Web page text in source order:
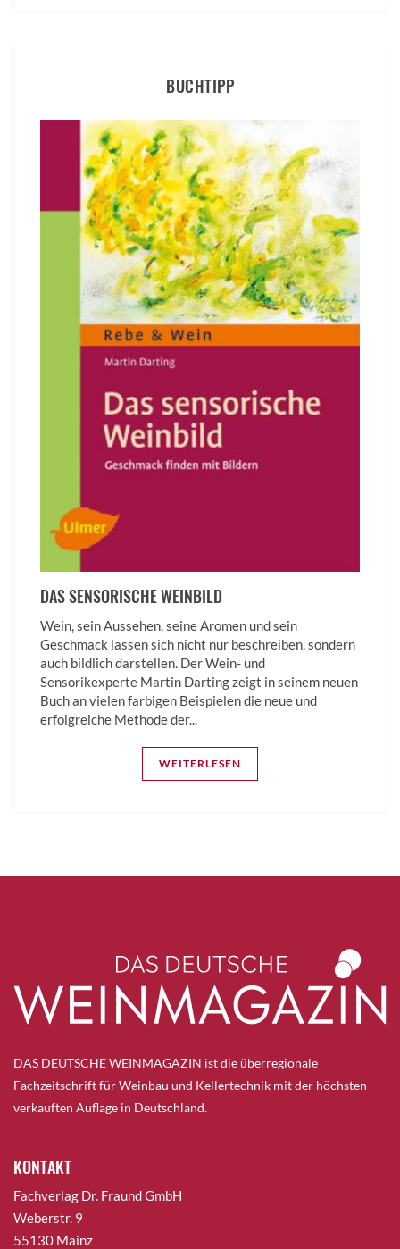
BUCHTIPP
DAS SENSORISCHE WEINBILD
Wein, sein Aussehen, seine Aromen und sein
Geschmack lassen sich nicht nur beschreiben, sondern
auch bildlich darstellen. Der Wein- und
Sensorikexperte Martin Darting zeigt in seinem neuen
Buch an vielen farbigen Beispielen die neue und
erfolgreiche Methode der...
WEITERLESEN
DAS DEUTSCHE WEINMAGAZIN ist die überregionale
Fachzeitschrift für Weinbau und Kellertechnik mit der höchsten
verkauften Auflage in Deutschland.
KONTAKT
Fachverlag Dr. Fraund GmbH
Weberstr. 9
55130 Mainz